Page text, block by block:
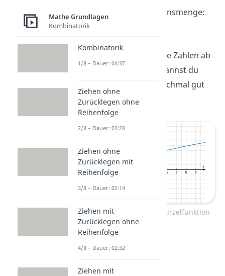
Damit lautet die Definitionsmenge:
Das bedeutet, dass du alle Zahlen ab
2 einsetzen darfst. Das kannst du
hier im Graphen auch nochmal gut
sehen.
Definitionsmenge einer Wurzelfunktion
Mathe Grundlagen
Kombinatorik
Kombinatorik
1/8 – Dauer: 04:37
Ziehen ohne
Zurücklegen ohne
Reihenfolge
2/8 – Dauer: 03:28
Ziehen ohne
Zurücklegen mit
Reihenfolge
3/8 – Dauer: 02:14
Ziehen mit
Zurücklegen ohne
Reihenfolge
4/8 – Dauer: 02:32
Ziehen mit